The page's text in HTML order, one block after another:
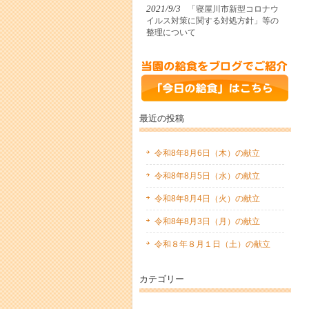
2021/9/3
「寝屋川市新型コロナウ
イルス対策に関する対処方針」等の
整理について
最近の投稿
令和8年8月6日（木）の献立
令和8年8月5日（水）の献立
令和8年8月4日（火）の献立
令和8年8月3日（月）の献立
令和８年８月１日（土）の献立
カテゴリー